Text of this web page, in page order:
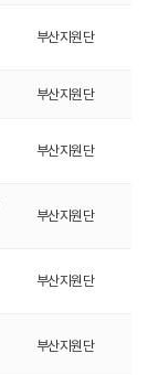
부산지원단
부산지원단
부산지원단
부산지원단
부산지원단
부산지원단